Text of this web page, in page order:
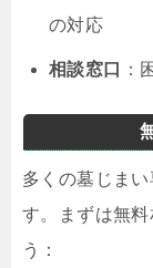
の対応
相談窓口 ：
多くの墓じま
す。まずは無
う：